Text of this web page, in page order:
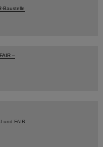
Baustelle
–
und FAIR.